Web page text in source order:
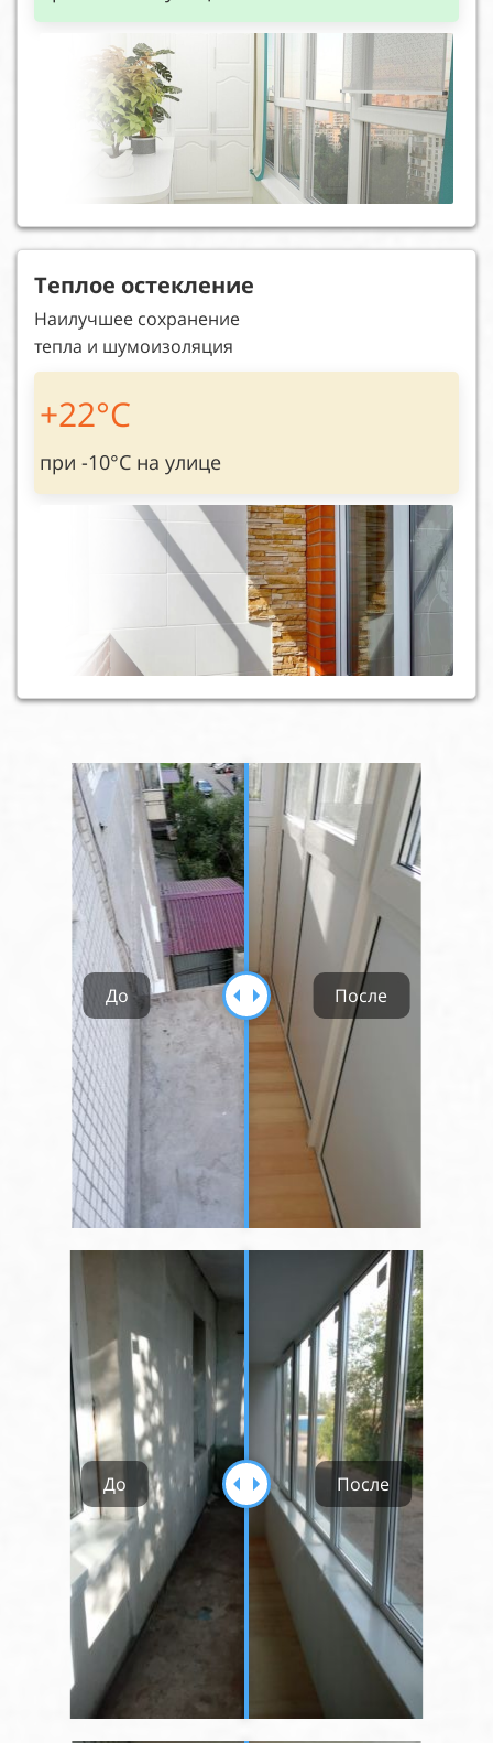
Теплое остекление
Наилучшее сохранение
тепла и шумоизоляция
+22°C
при -10°C на улице
До После
До После